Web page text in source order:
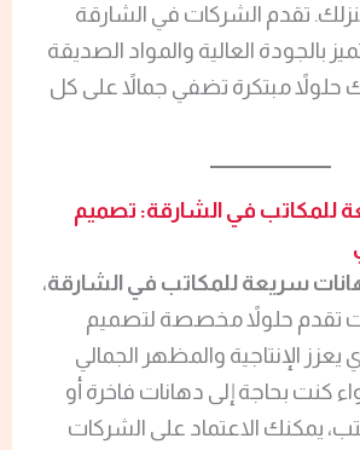
تقدم الشركات في الشارقة
بالجودة العالية والمواد الصديقة
لك حلولاً مبتكرة تضفي جمالاً على كل
للمكاتب في الشارقة: تصميم
سريعة للمكاتب في الشارقة،
تقدم حلولاً مخصصة لتصميم
يعزز الإنتاجية والمظهر الجمالي
كنت بحاجة إلى دهانات فاخرة أو
يمكنك الاعتماد على الشركات